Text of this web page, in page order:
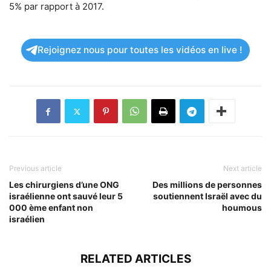
5% par rapport à 2017.
Rejoignez nous pour toutes les vidéos en live !
Previous article
Les chirurgiens d’une ONG
israélienne ont sauvé leur 5
000 ème enfant non
israélien
Next article
Des millions de personnes
soutiennent Israël avec du
houmous
RELATED ARTICLES